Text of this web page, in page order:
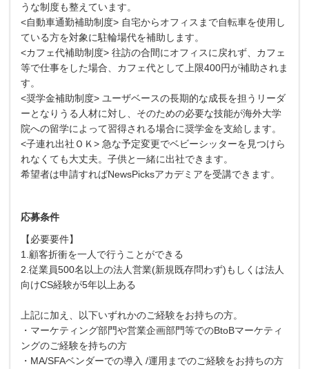
うな制度も整えています。
<自動車通勤補助制度> 自宅からオフィスまで自転車を使用し
ている方を対象に駐輪場代を補助します。
<カフェ代補助制度> 往訪の合間にオフィスに戻れず、カフェ
等で仕事をした場合、カフェ代として上限400円が補助されま
す。
<奨学金補助制度> ユーザベースの長期的な成長を担うリーダ
ーとなりうる人材に対し、そのための必要な技能が海外大学
院への留学によって習得される場合に奨学金を支給します。
<子連れ出社ＯＫ> 急な予定変更でベビーシッターを見つけら
れなくても大丈夫。子供と一緒に出社できます。
希望者は申請すればNewsPicksアカデミアを受講できます。
応募条件
【必要要件】
1.顧客折衝を一人で行うことができる
2.従業員500名以上の法人営業(新規既存問わず)もしくは法人
向けCS経験が5年以上ある
上記に加え、以下いずれかのご経験をお持ちの方。
・マーケティング部門や営業企画部門等でのBtoBマーケティ
ングのご経験を持ちの方
・MA/SFAベンダーでの導入 /運用までのご経験をお持ちの方